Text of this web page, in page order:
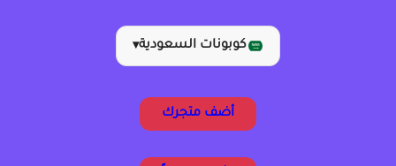
كوبونات السعودية▾
أضف متجرك